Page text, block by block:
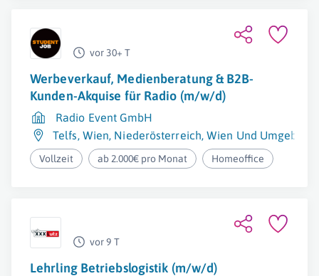
vor 30+ T
Werbeverkauf, Medienberatung & B2B-
Kunden-Akquise für Radio (m/w/d)
Radio Event GmbH
Telfs, Wien, Niederösterreich,Wien Und Umgebung
Vollzeit ab 2.000€ pro Monat Homeoffice
vor 9 T
Lehrling Betriebslogistik (m/w/d)